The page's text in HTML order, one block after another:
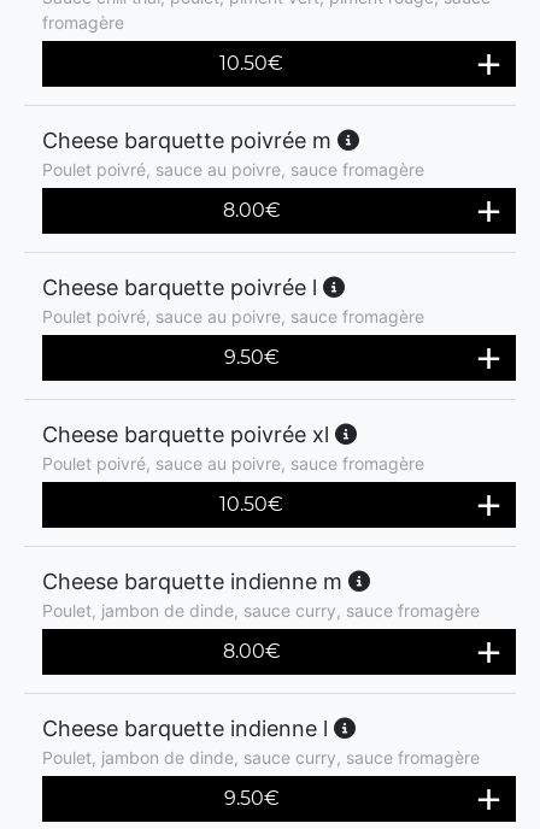
fromagère
10.50€
Cheese barquette poivrée m
Poulet poivré, sauce au poivre, sauce fromagère
8.00€
Cheese barquette poivrée l
Poulet poivré, sauce au poivre, sauce fromagère
9.50€
Cheese barquette poivrée xl
Poulet poivré, sauce au poivre, sauce fromagère
10.50€
Cheese barquette indienne m
Poulet, jambon de dinde, sauce curry, sauce fromagère
8.00€
Cheese barquette indienne l
Poulet, jambon de dinde, sauce curry, sauce fromagère
9.50€